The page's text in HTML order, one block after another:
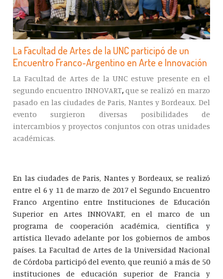
La Facultad de Artes de la UNC participó de un
Encuentro Franco-Argentino en Arte e Innovación
La Facultad de Artes de la UNC estuve presente en el
segundo encuentro INNOVART,que se realizó en marzo
pasado en las ciudades de Paris, Nantes y Bordeaux. Del
evento surgieron diversas posibilidades de
intercambios y proyectos conjuntos con otras unidades
académicas.
En las ciudades de Paris, Nantes y Bordeaux, se realizó
entre el 6 y 11 de marzo de 2017 el Segundo Encuentro
Franco Argentino entre Instituciones de Educación
Superior en Artes INNOVART, en el marco de un
programa de cooperación académica, científica y
artística llevado adelante por los gobiernos de ambos
países. La Facultad de Artes de la Universidad Nacional
de Córdoba participó del evento, que reunió a más de 50
instituciones de educación superior de Francia y